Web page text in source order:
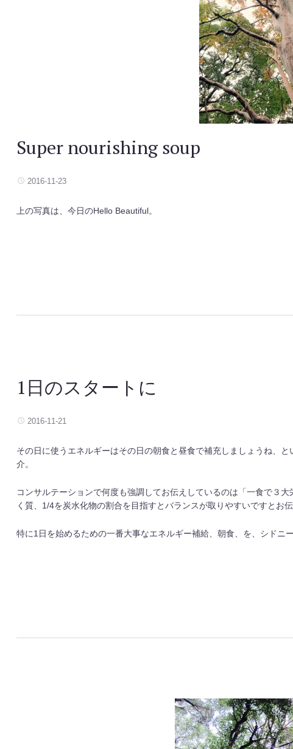
Super nourishing soup
2016-11-23
上の写真は、今日のHello Beautiful。
1日のスタートに
2016-11-21
その日に使うエネルギーはその日の朝食と昼食で補充しましょうね、
介。
コンサルテーションで何度も強調してお伝えしているのは「一食で３
く質、1/4を炭水化物の割合を目指すとバランスが取りやすいですとお
特に1日を始めるための一番大事なエネルギー補給、朝食、を、シドニ